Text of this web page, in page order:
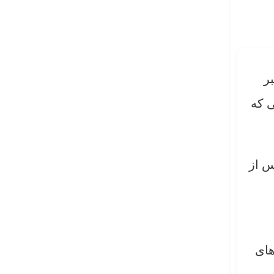
ماه اکتبر
که
پس از